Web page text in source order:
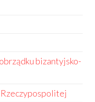
bizantyjsko-
Rzeczypospolitej